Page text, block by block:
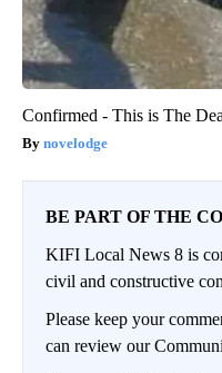
Confirmed - This is The
novelodge
BE PART OF THE
KIFI Local News 8 is
civil and constructive
Please keep your
can review our